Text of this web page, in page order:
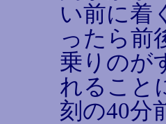
い前に着
ったら前
乗りのが
れること
刻の40分